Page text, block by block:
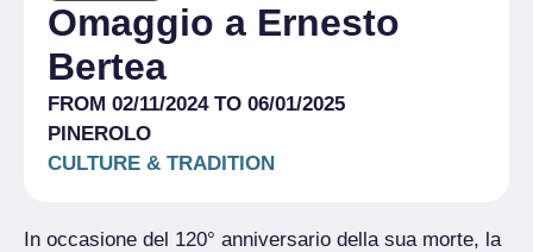
Omaggio a Ernesto
Bertea
FROM 02/11/2024 TO 06/01/2025
PINEROLO
CULTURE & TRADITION
In occasione del 120° anniversario della sua morte, la